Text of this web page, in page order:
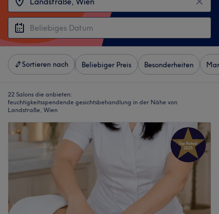
Sortieren nach Beliebiger Preis Besonderheiten
22 Salons die anbieten:
feuchtigkeitsspendende gesichtsbehandlung in der Nähe von
Landstraße, Wien